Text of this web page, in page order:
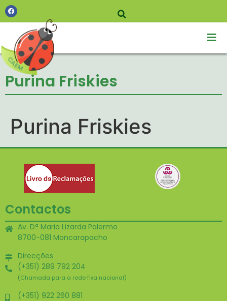
Purina Friskies
Purina Friskies
Contactos
Av. Dª Maria Lizarda Palermo
8700-081 Moncarapacho
Direcções
(+351) 289 792 204
(Chamada para a rede fixa nacional)
(+351) 922 260 881